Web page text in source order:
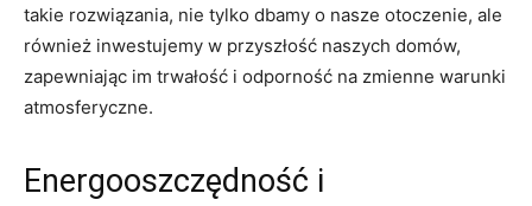
takie⁤ rozwiązania, ‌nie ‌tylko dbamy o nasze otoczenie, ale
również inwestujemy w przyszłość naszych domów,‌
zapewniając im‌ trwałość i odporność na zmienne warunki
atmosferyczne.
Energooszczędność i